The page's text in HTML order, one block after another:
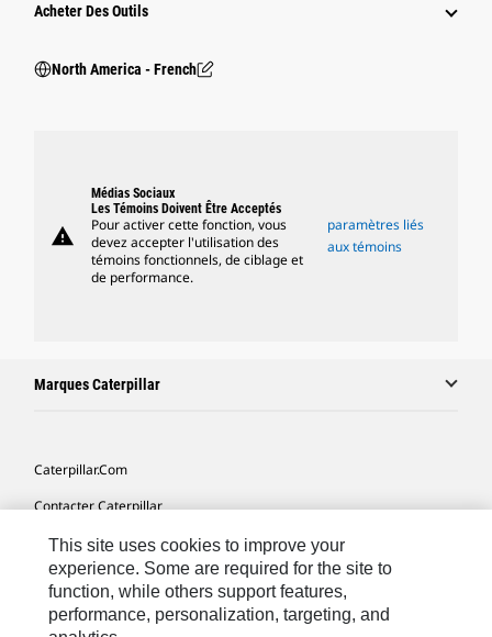
Acheter Des Outils
North America - French
warning
Médias Sociaux
Les Témoins Doivent Être Acceptés
Pour activer cette fonction, vous
devez accepter l'utilisation des
témoins fonctionnels, de ciblage et
de performance.
paramètres liés
aux témoins
Marques Caterpillar
Caterpillar.com
Contacter Caterpillar
Mes Préférences Marketing
Plan Du Site
Cookie Settings
This site uses cookies to improve your
experience. Some are required for the site to
function, while others support features,
performance, personalization, targeting, and